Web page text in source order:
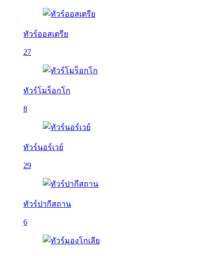
ทัวร์ออสเตรีย
27
ทัวร์โมร็อกโก
8
ทัวร์นอร์เวย์
29
ทัวร์ปากีสถาน
6